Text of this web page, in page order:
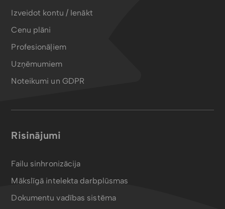
Izveidot kontu / Ienākt
Cenu plāni
Profesionāļiem
Uzņēmumiem
Noteikumi un GDPR
Risinājumi
Failu sinhronizācija
Mākslīgā intelekta darbplūsmas
Dokumentu vadības sistēma